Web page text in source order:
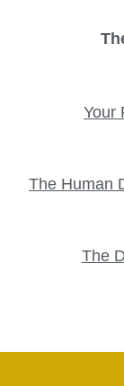
Your
The Human
The